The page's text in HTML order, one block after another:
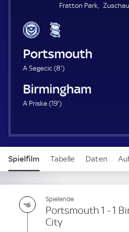
E
Fratton Park
Portsmouth
A Segecic (8'8
m
i
n
e
)
Birmingham City
A Priske (19'1
u
t
)
Spielfilm Tabelle Daten
Spielende
Portsmouth 1 - 1
City